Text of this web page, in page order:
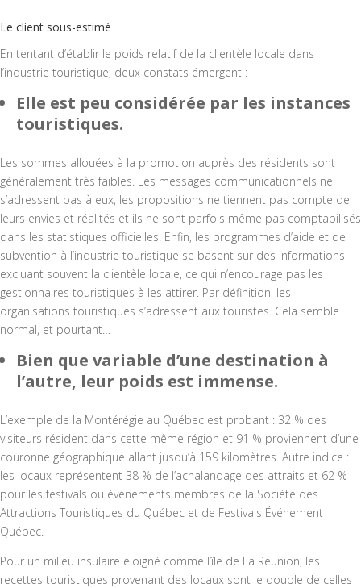
Le client sous-estimé
En tentant d’établir le poids relatif de la clientèle locale dans
l’industrie touristique, deux constats émergent :
Elle est peu considérée par les instances
touristiques.
Les sommes allouées à la promotion auprès des résidents sont
généralement très faibles. Les messages communicationnels ne
s’adressent pas à eux, les propositions ne tiennent pas compte de
leurs envies et réalités et ils ne sont parfois même pas comptabilisés
dans les statistiques officielles. Enfin, les programmes d’aide et de
subvention à l’industrie touristique se basent sur des informations
excluant souvent la clientèle locale, ce qui n’encourage pas les
gestionnaires touristiques à les attirer. Par définition, les
organisations touristiques s’adressent aux touristes. Cela semble
normal, et pourtant…
Bien que variable d’une destination à
l’autre, leur poids est immense.
L’exemple de la Montérégie au Québec est probant : 32 % des
visiteurs résident dans cette même région et 91 % proviennent d’une
couronne géographique allant jusqu’à 159 kilomètres. Autre indice :
les locaux représentent 38 % de l’achalandage des attraits et 62 %
pour les festivals ou événements membres de la Société des
Attractions Touristiques du Québec et de Festivals Événement
Québec.
Pour un milieu insulaire éloigné comme l’île de La Réunion, les
recettes touristiques provenant des locaux sont le double de celles